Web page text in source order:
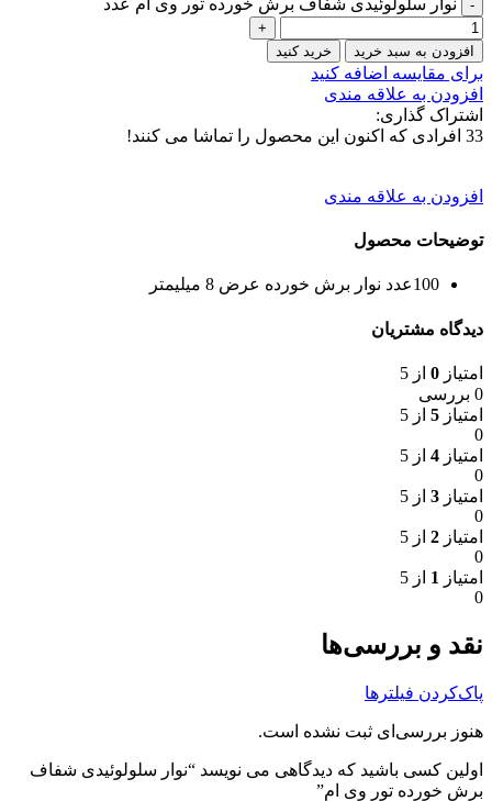
نوار سلولوئیدی شفاف برش خورده تور وی ام عدد
افزودن به سبد خرید خرید کنید
برای مقایسه اضافه کنید
افزودن به علاقه مندی
اشتراک گذاری:
33 افرادی که اکنون این محصول را تماشا می کنند!
افزودن به علاقه مندی
توضیحات محصول
100عدد نوار برش خورده عرض 8 میلیمتر
دیدگاه مشتریان
امتیاز 0 از 5
0 بررسی
امتیاز 5 از 5
0
امتیاز 4 از 5
0
امتیاز 3 از 5
0
امتیاز 2 از 5
0
امتیاز 1 از 5
0
نقد و بررسی‌ها
پاک‌کردن فیلترها
هنوز بررسی‌ای ثبت نشده است.
اولین کسی باشید که دیدگاهی می نویسد “نوار سلولوئیدی شفاف
برش خورده تور وی ام”